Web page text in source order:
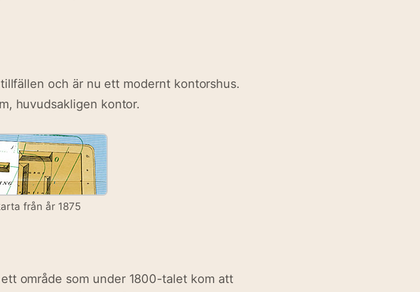
och är nu ett modernt kontorshus.
huvudsakligen kontor.
från år 1875
område som under 1800-talet kom att